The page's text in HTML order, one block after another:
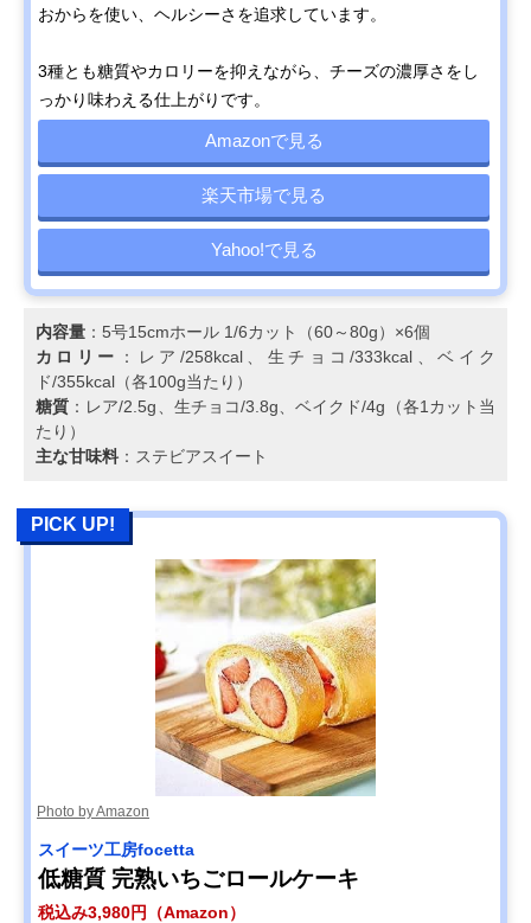
おからを使い、ヘルシーさを追求しています。
3種とも糖質やカロリーを抑えながら、チーズの濃厚さをし
っかり味わえる仕上がりです。
Amazonで見る
楽天市場で見る
Yahoo!で見る
内容量 ：5号15cmホール 1/6カット（60～80g）×6個
カロリー
：レア/258kcal、生チョコ/333kcal、ベイク
ド/355kcal（各100g当たり）
糖質 ：レア/2.5g、生チョコ/3.8g、ベイクド/4g（各1カット当
たり）
主な甘味料 ：ステビアスイート
PICK UP!
Photo by Amazon
スイーツ工房focetta
低糖質 完熟いちごロールケーキ
税込み3,980円（Amazon）